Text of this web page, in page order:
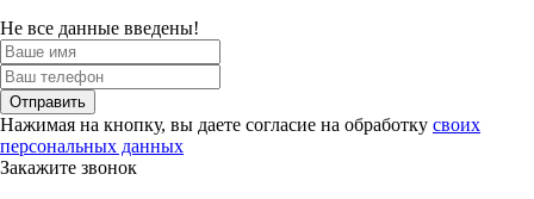
Не все данные введены!
Отправить
Нажимая на кнопку, вы даете согласие на обработку своих
персональных данных
Закажите звонок